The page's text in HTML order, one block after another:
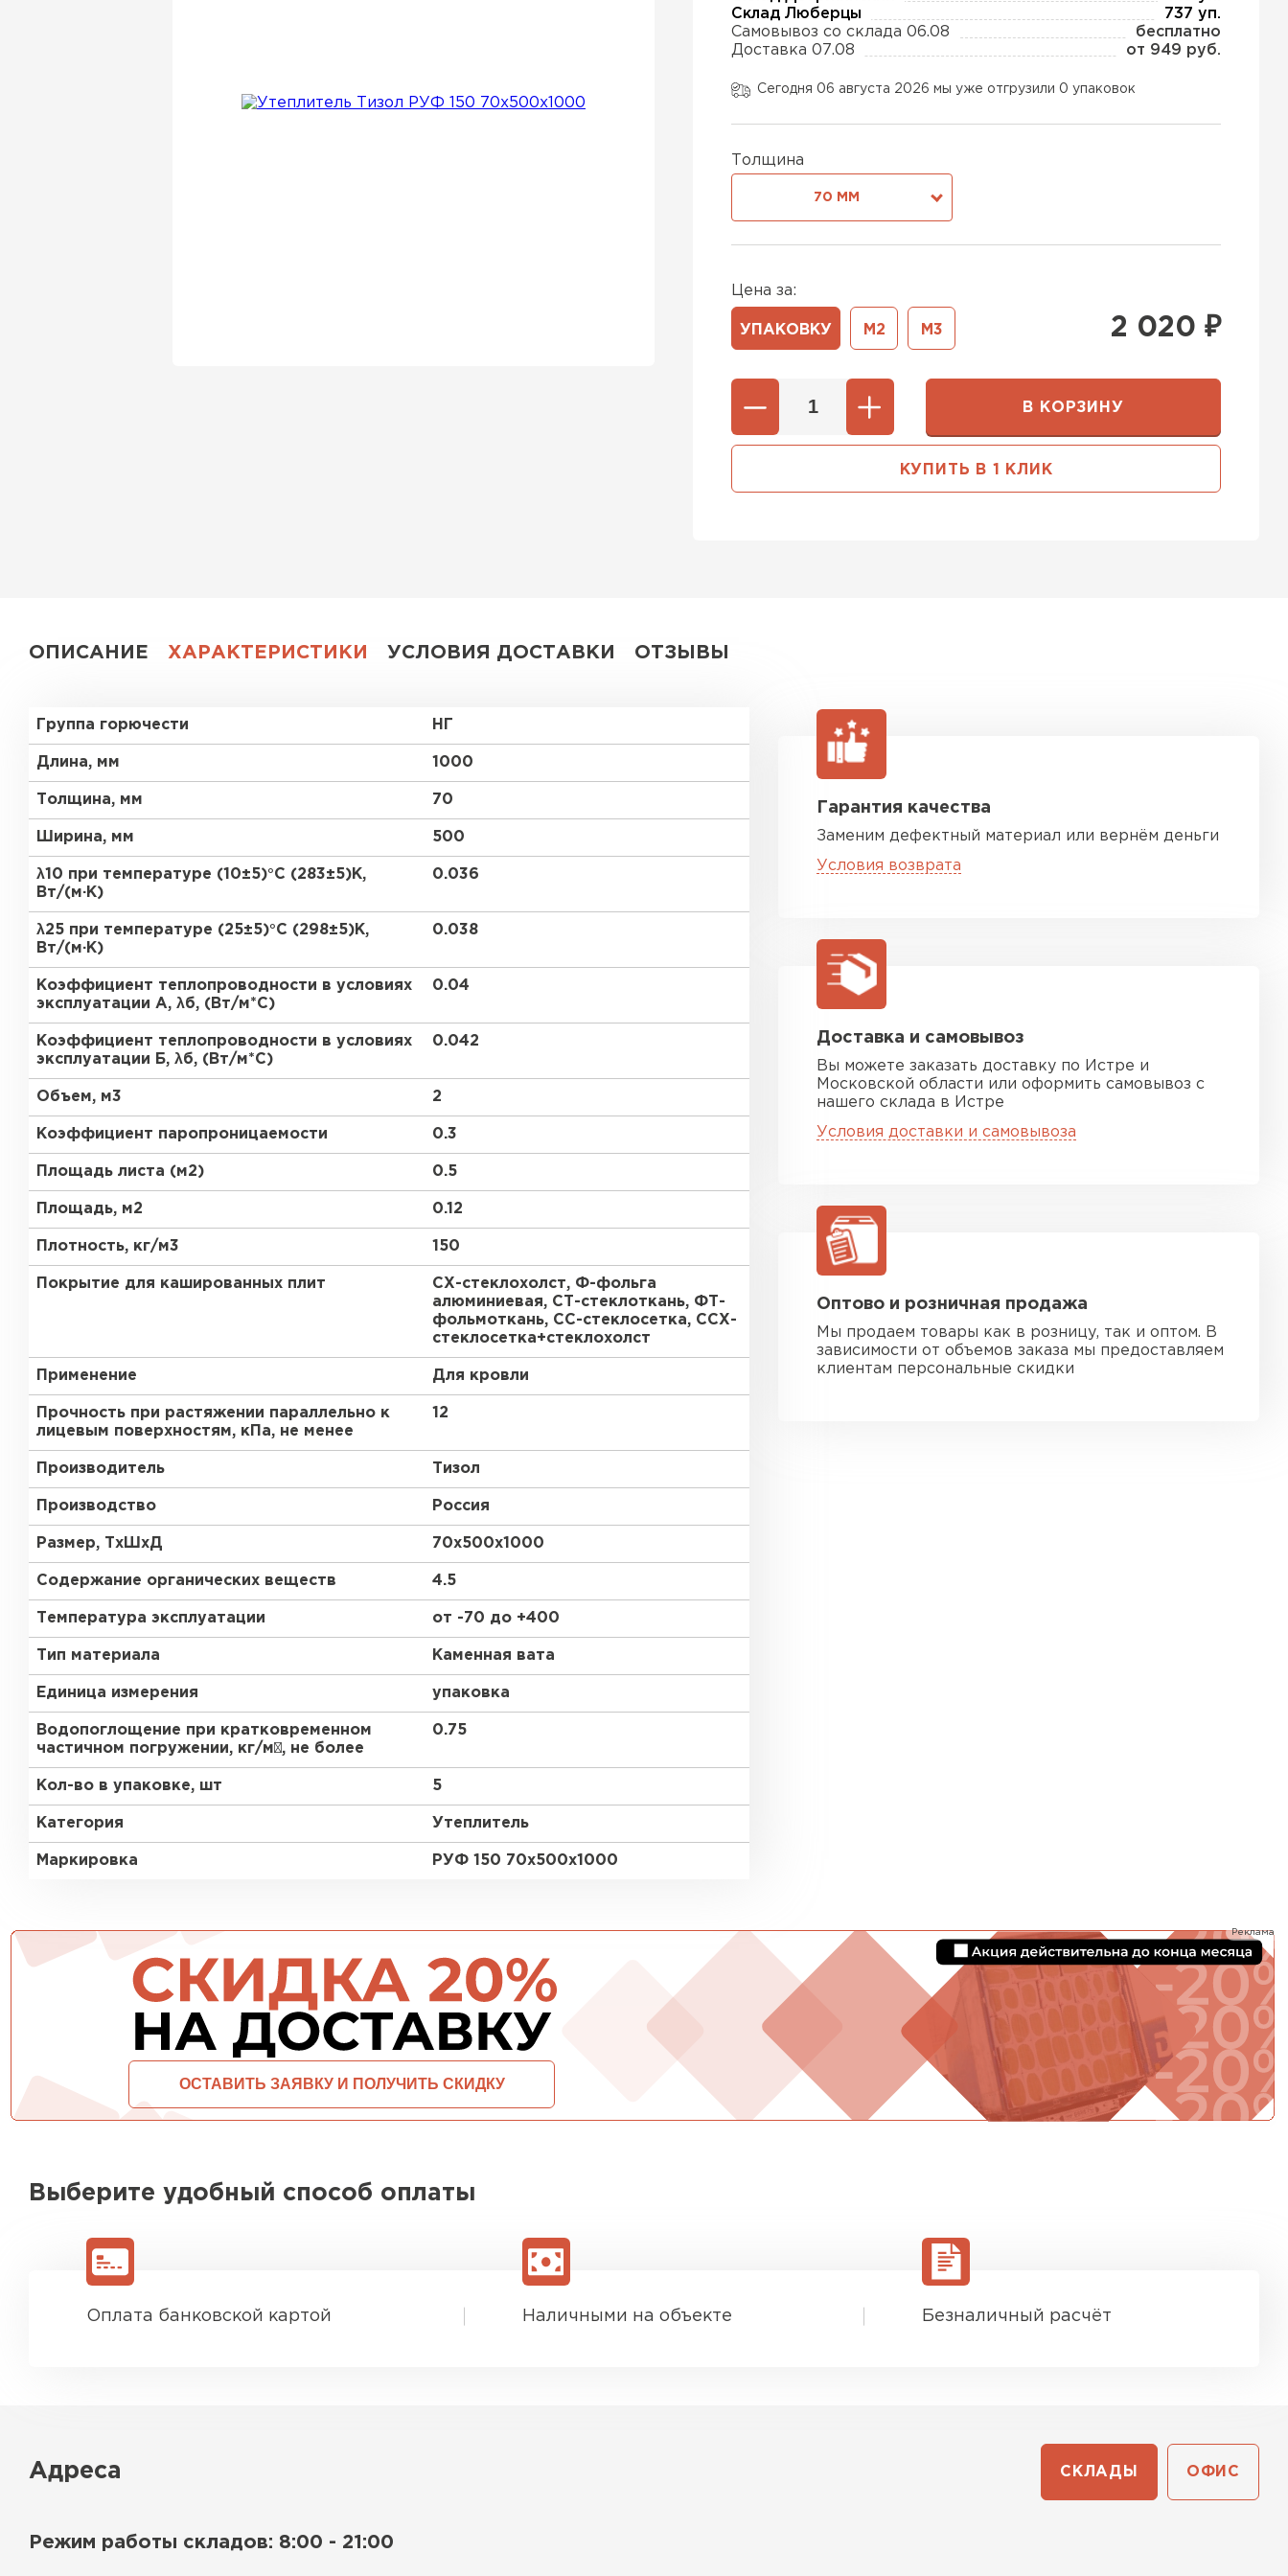
Склад Люберцы
737 уп.
Самовывоз со склада 06.08
бесплатно
Доставка 07.08
от 949 руб.
Сегодня 06 августа 2026 мы уже отгрузили 0 упаковок
Толщина
70 ММ
Цена за:
УПАКОВКУ М2 М3 2 020 ₽
В КОРЗИНУ
КУПИТЬ В 1 КЛИК
ОПИСАНИЕ ХАРАКТЕРИСТИКИ УСЛОВИЯ ДОСТАВКИ ОТЗЫВЫ
Группа горючести НГ
Длина, мм 1000
Толщина, мм 70
Ширина, мм 500
λ10 при температуре (10±5)°С (283±5)К,
Вт/(м·К)
0.036
λ25 при температуре (25±5)°С (298±5)К,
Вт/(м·К)
0.038
Коэффициент теплопроводности в условиях
эксплуатации А, λб, (Вт/м*С)
0.04
Коэффициент теплопроводности в условиях
эксплуатации Б, λб, (Вт/м*С)
0.042
Объем, м3 2
Коэффициент паропроницаемости 0.3
Площадь листа (м2) 0.5
Площадь, м2 0.12
Плотность, кг/м3 150
Покрытие для кашированных плит
СХ-стеклохолст, Ф-фольга
алюминиевая, СТ-стеклоткань, ФТ-
фольмоткань, СС-стеклосетка, ССХ-
стеклосетка+стеклохолст
Применение Для кровли
Прочность при растяжении параллельно к
лицевым поверхностям, кПа, не менее
12
Производитель Тизол
Производство Россия
Размер, ТхШхД 70х500х1000
Содержание органических веществ 4.5
Температура эксплуатации от -70 до +400
Тип материала Каменная вата
Единица измерения упаковка
Водопоглощение при кратковременном
частичном погружении, кг/м², не более
0.75
Кол-во в упаковке, шт 5
Категория Утеплитель
Маркировка РУФ 150 70х500х1000
Гарантия качества
Заменим дефектный материал или вернём деньги
Условия возврата
Доставка и самовывоз
Вы можете заказать доставку по Истре и
Московской области или оформить самовывоз с
нашего склада в Истре
Условия доставки и самовывоза
Оптово и розничная продажа
Мы продаем товары как в розницу, так и оптом. В
зависимости от объемов заказа мы предоставляем
клиентам персональные скидки
Реклама
ОСТАВИТЬ ЗАЯВКУ И ПОЛУЧИТЬ СКИДКУ
Выберите удобный способ оплаты
Оплата банковской картой Наличными на объекте Безналичный расчёт
Адреса СКЛАДЫ ОФИС
Режим работы складов: 8:00 - 21:00
ПЕРЕЙТИ
Утеплитель Тимплэкс
ПЕРЕЙТИ
ПЕРЕЙТИ ПЕРЕЙТИ
Утеплитель Изомин
ПЕРЕЙТИ
Рулонная кровля Брит
ПЕРЕЙТИ
Утеплитель Knauf
ПЕРЕЙТИ
Утеплитель Isoroc
ПЕРЕЙТИ
Утеплитель Isover
ПЕРЕЙТИ
Утеплитель Paroc
Утеплитель Penoplex
ПЕРЕЙТИ ПЕРЕЙТИ
ПЕРЕЙТИ
Утеплитель Юматекс Термо
ПЕРЕЙТИ
ПЕРЕЙТИ
Утеплитель Baswool
ПЕРЕЙТИ
Утеплитель Белтеп
Утеплитель Термит
Утеплитель Ruspanel
Утеплитель Брит
Утеплитель Basfiber
Утеплитель Xotpipe